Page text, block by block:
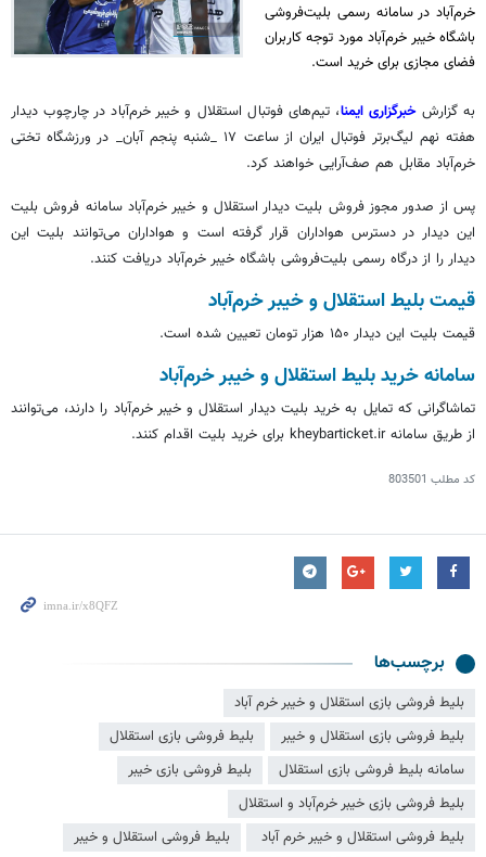
خرم‌آباد در سامانه رسمی بلیت‌فروشی
باشگاه خیبر خرم‌آباد مورد توجه کاربران
فضای مجازی برای خرید است.
به گزارشخبرگزاری ایمنا، تیم‌های فوتبال استقلال و خیبر خرم‌آباد در چارچوب دیدار
هفته نهم لیگ‌برتر فوتبال ایران از ساعت ۱۷ _شنبه پنجم آبان_ در ورزشگاه تختی
خرم‌آباد مقابل هم صف‌آرایی خواهند کرد.
پس از صدور مجوز فروش بلیت دیدار استقلال و خیبر خرم‌آباد سامانه فروش بلیت
این دیدار در دسترس هواداران قرار گرفته است و هواداران می‌توانند بلیت این
دیدار را از درگاه رسمی بلیت‌فروشی باشگاه خیبر خرم‌آباد دریافت کنند.
قیمت بلیط استقلال و خیبر خرم‌آباد
قیمت بلیت این دیدار ۱۵۰ هزار تومان تعیین شده است.
سامانه خرید بلیط استقلال و خیبر خرم‌آباد
تماشاگرانی که تمایل به خرید بلیت دیدار استقلال و خیبر خرم‌آباد را دارند، می‌توانند
از طریق سامانه kheybarticket.ir برای خرید بلیت اقدام کنند.
کد مطلب 803501
برچسب‌ها
بلیط فروشی بازی استقلال و خیبر خرم آباد
بلیط فروشی بازی استقلال و خیبر
بلیط فروشی بازی استقلال
سامانه بلیط فروشی بازی استقلال
بلیط فروشی بازی خیبر
بلیط فروشی بازی خیبر خرم‌آباد و استقلال
بلیط فروشی استقلال و خیبر خرم آباد
بلیط فروشی استقلال و خیبر